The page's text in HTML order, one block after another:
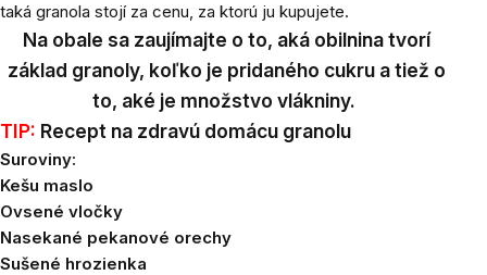
taká granola stojí za cenu, za ktorú ju kupujete.
Na obale sa zaujímajte o to, aká obilnina tvorí
základ granoly, koľko je pridaného cukru a tiež o
to, aké je množstvo vlákniny.
TIP: Recept na zdravú domácu granolu
Suroviny:
Kešu maslo
Ovsené vločky
Nasekané pekanové orechy
Sušené hrozienka